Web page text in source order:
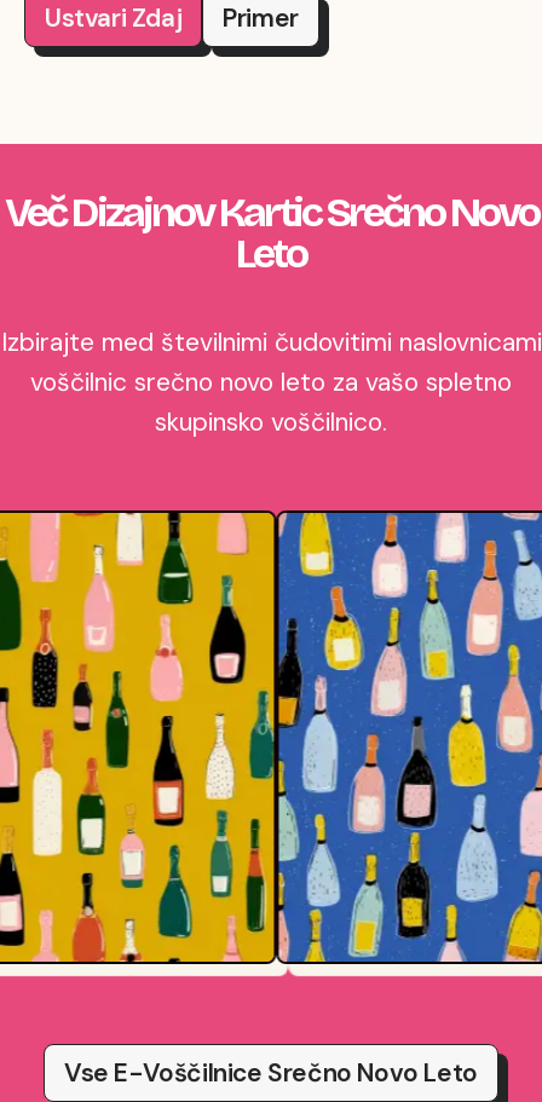
Ustvari Zdaj Primer
Več Dizajnov Kartic Srečno Novo
Leto
Izbirajte med številnimi čudovitimi naslovnicami
voščilnic srečno novo leto za vašo spletno
skupinsko voščilnico.
Vse E-Voščilnice Srečno Novo Leto